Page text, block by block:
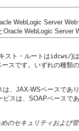
WebLogic Server
Oracle WebLogic Server
スト・ルートはidcws/)
スです。いずれの種類
、JAX-WSベースで
ビスは、SOAPベース
のセキュリティおよび